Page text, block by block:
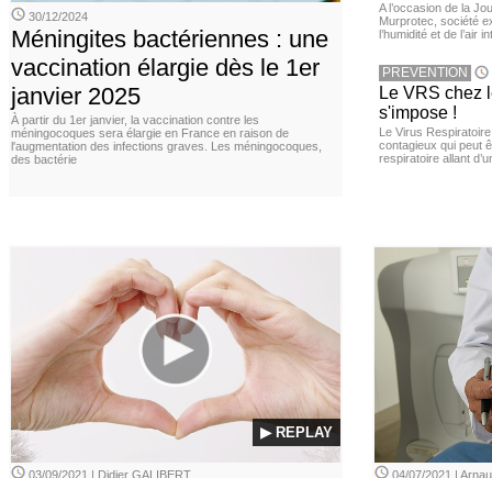
30/12/2024
Méningites bactériennes : une
vaccination élargie dès le 1er
janvier 2025
À partir du 1er janvier, la vaccination contre les
méningocoques sera élargie en France en raison de
l'augmentation des infections graves. Les méningocoques,
des bactérie
A l’occasion de la
Murprotec, société
l’humidité et de l’air
PREVENTION
Le VRS chez
s'impose !
Le Virus
contagieux qui peut
respiratoire allant
▶ REPLAY
03/09/2021 | Didier GALIBERT 04/07/2021 |